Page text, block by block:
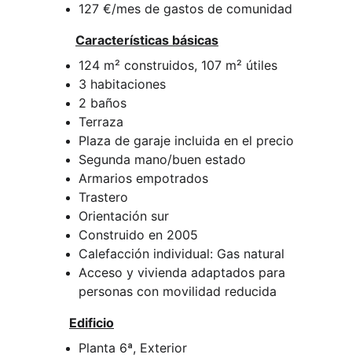
127 €/mes de gastos de comunidad
Características básicas
124 m² construidos, 107 m² útiles
3 habitaciones
2 baños
Terraza
Plaza de garaje incluida en el precio
Segunda mano/buen estado
Armarios empotrados
Trastero
Orientación sur
Construido en 2005
Calefacción individual: Gas natural
Acceso y vivienda adaptados para
personas con movilidad reducida
Edificio
Planta 6ª, Exterior